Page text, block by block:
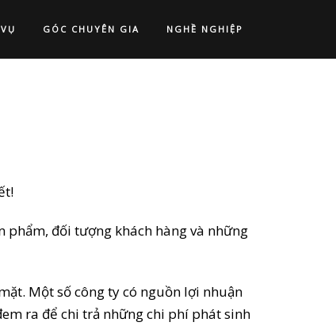
GÓC CHUYÊN GIA NGHỀ NGHIỆP
đối tượng khách hàng và những
Một số công ty có nguồn lợi nhuận
ra để chi trả những chi phí phát sinh